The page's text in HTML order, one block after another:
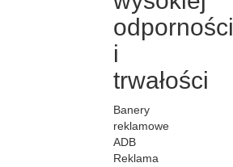
odporności
i
trwałości
Banery
reklamowe
ADB
Reklama